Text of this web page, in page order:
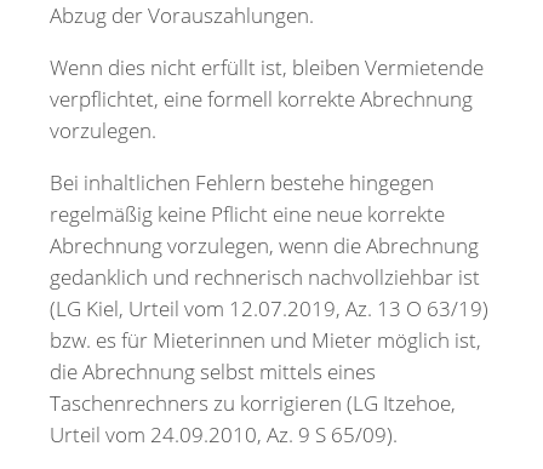
Abzug der Vorauszahlungen.
Wenn dies nicht erfüllt ist, bleiben Vermietende
verpflichtet, eine formell korrekte Abrechnung
vorzulegen.
Bei inhaltlichen Fehlern bestehe hingegen
regelmäßig keine Pflicht eine neue korrekte
Abrechnung vorzulegen, wenn die Abrechnung
gedanklich und rechnerisch nachvollziehbar ist
(LG Kiel, Urteil vom 12.07.2019, Az. 13 O 63/19)
bzw. es für Mieterinnen und Mieter möglich ist,
die Abrechnung selbst mittels eines
Taschenrechners zu korrigieren (LG Itzehoe,
Urteil vom 24.09.2010, Az. 9 S 65/09).